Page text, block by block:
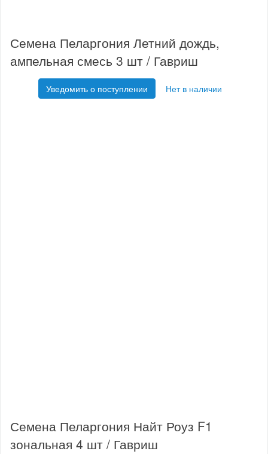
Семена Пеларгония Летний дождь,
ампельная смесь 3 шт / Гавриш
Уведомить о поступлении Нет в наличии
Семена Пеларгония Найт Роуз F1
зональная 4 шт / Гавриш